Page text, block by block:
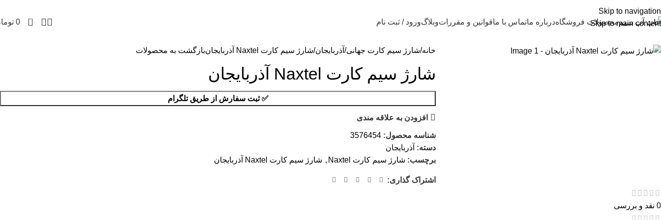
Skip to navigation
Skip to main contentمحصولات فروشگاهدرباره ماتماس با ماقوانین و مقرراتوبلاگورود / ثبت نام 0
0
خانه شارژ سیم کارت جهانی آذربایجان شارژ سیم کارت Naxtel آذربایجان بازگشت به محصولات
شارژ سیم کارت Naxtel آذربایجان
✅ ثبت سفارش از طریق تلگرام
افزودن به علاقه مندی
شناسه محصول: 3576454
دسته: آذربایجان
برچسب: شارژ سیم کارت Naxtel , شارژ سیم کارت Naxtel آذربایجان
اشتراک گذاری:
0 نقد و بررسی